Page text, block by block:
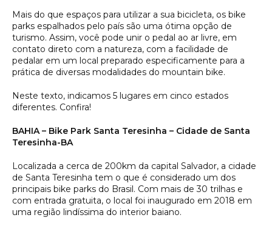
Mais do que espaços para utilizar a sua bicicleta, os bike
parks espalhados pelo país são uma ótima opção de
turismo. Assim, você pode unir o pedal ao ar livre, em
contato direto com a natureza, com a facilidade de
pedalar em um local preparado especificamente para a
prática de diversas modalidades do mountain bike.
Neste texto, indicamos 5 lugares em cinco estados
diferentes. Confira!
BAHIA – Bike Park Santa Teresinha – Cidade de Santa
Teresinha-BA
Localizada a cerca de 200km da capital Salvador, a cidade
de Santa Teresinha tem o que é considerado um dos
principais bike parks do Brasil. Com mais de 30 trilhas e
com entrada gratuita, o local foi inaugurado em 2018 em
uma região lindíssima do interior baiano.